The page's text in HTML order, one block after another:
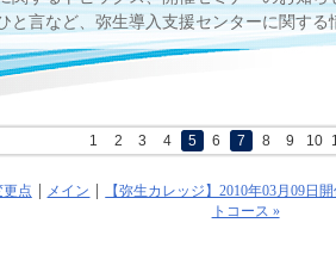
と言など、弥生導入支援センターに関す
1 2 3 4 5 6 7 8 9 10
更点 メイン
【弥生カレッジ】2010年03月09
トコース »